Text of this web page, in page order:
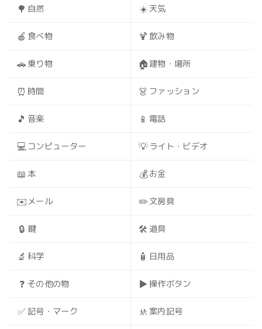
🌳 自然 ☀️ 天気
🍎 食べ物 🍹 飲み物
🚗 乗り物 🏠 建物・場所
⏰ 時間 👗 ファッション
🎵 音楽 📱 電話
💻 コンピューター 💡 ライト・ビデオ
📖 本 💰お金
✉️ メール ✏️文房具
🔒 鍵 🛠️ 道具
🔬 科学 🧴 日用品
❓ その他の物 ▶️ 操作ボタン
✅ 記号・マーク 🚸 案内記号